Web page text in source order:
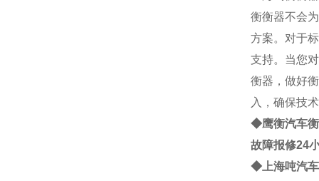
衡衡器不会
方案。对于
支持。当您
衡器，做好
入，确保技
◆鹰衡汽车衡
故障报修24
◆上海吨汽